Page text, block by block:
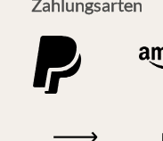
Zahlungsarten